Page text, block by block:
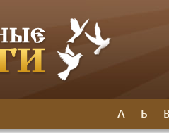
А Б